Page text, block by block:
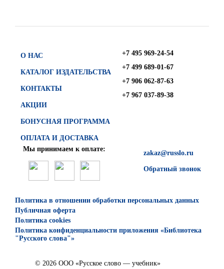
О НАС
КАТАЛОГ ИЗДАТЕЛЬСТВА
КОНТАКТЫ
АКЦИИ
БОНУСНАЯ ПРОГРАММА
ОПЛАТА И ДОСТАВКА
+7 495 969-24-54
+7 499 689-01-67
+7 906 062-87-63
+7 967 037-89-38
zakaz@russlo.ru
Обратный звонок
Мы принимаем к оплате:
Политика в отношении обработки персональных данных
Публичная оферта
Политика cookies
Политика конфиденциальности приложения «Библиотека
"Русского слова"»
© 2026 ООО «Русское слово — учебник»